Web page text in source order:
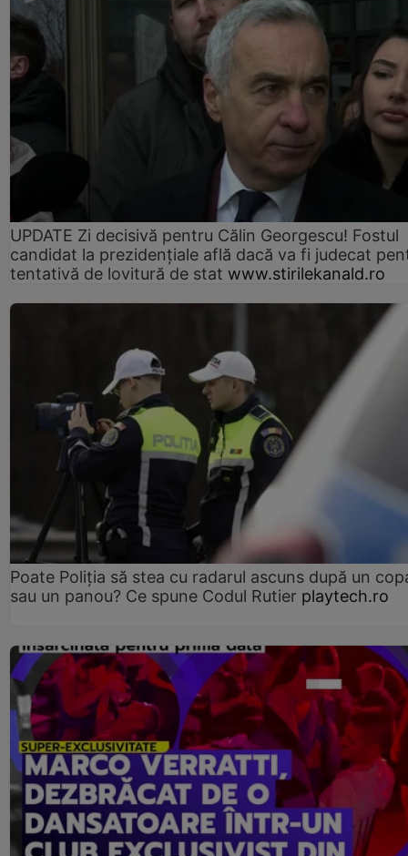
UPDATE Zi decisivă pentru Călin Georgescu! Fostul
candidat la prezidențiale află dacă va fi judecat
tentativă de lovitură de stat www.stirilekanald.ro
Poate Poliția să stea cu radarul ascuns după un
sau un panou? Ce spune Codul Rutier playtech.ro